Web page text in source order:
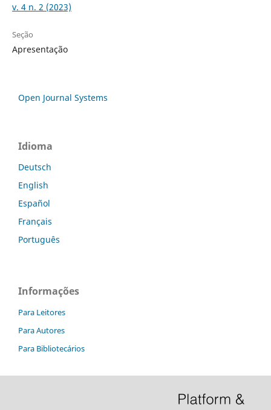
v. 4 n. 2 (2023)
Seção
Apresentação
Open Journal Systems
Idioma
Deutsch
English
Español
Français
Português
Informações
Para Leitores
Para Autores
Para Bibliotecários